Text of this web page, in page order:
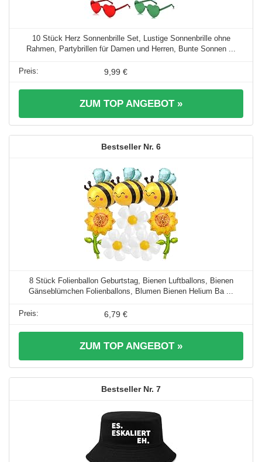
10 Stück Herz Sonnenbrille Set, Lustige Sonnenbrille ohne
Rahmen, Partybrillen für Damen und Herren, Bunte Sonnen ...
9,99 €
ZUM TOP ANGEBOT »
6
8 Stück Folienballon Geburtstag, Bienen Luftballons, Bienen
Gänseblümchen Folienballons, Blumen Bienen Helium Ba ...
6,79 €
ZUM TOP ANGEBOT »
7